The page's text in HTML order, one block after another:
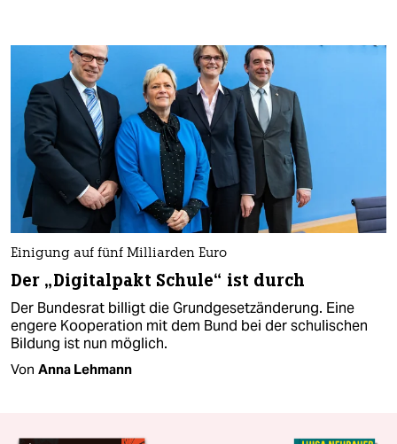
Einigung auf fünf Milliarden Euro
Der „Digitalpakt Schule“ ist durch
Der Bundesrat billigt die Grundgesetzänderung. Eine
engere Kooperation mit dem Bund bei der schulischen
Bildung ist nun möglich.
Von Anna Lehmann